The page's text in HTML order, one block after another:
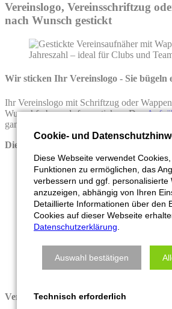
Vereinslogo, Vereinsschriftzug
nach Wunsch gestickt
Wir sticken Ihr Vereinslogo - Sie bügeln
Ihr Vereinslogo mit Schriftzug oder
Wunschfarbe und -form sticken. Den
ganz einfach aufnähen oder aufbügeln.
Die Vorteile unserer Vereins-Aufnäher:
top Qualität zum besten Preis
schnelle Produktion
kostenlose Lieferung schon ab 10
Farbe, Form und Größe frei wählbar
hochwertige und beste
auf Wunsch auch Metallic-Garn,
auch zum Aufbügeln lieferbar
Vereinslogo Patches in Top-Qualität hier
Cookie- und
Diese Webseite verwendet
Funktionen zu ermöglichen, das
verbessern und ggf. personalisierte
anzuzeigen, abhängig von Ihren
Detaillierte Informationen über den
Cookies auf dieser Webseite
Datenschutzerklärung
Auswahl bestätigen
Technisch erforderlich